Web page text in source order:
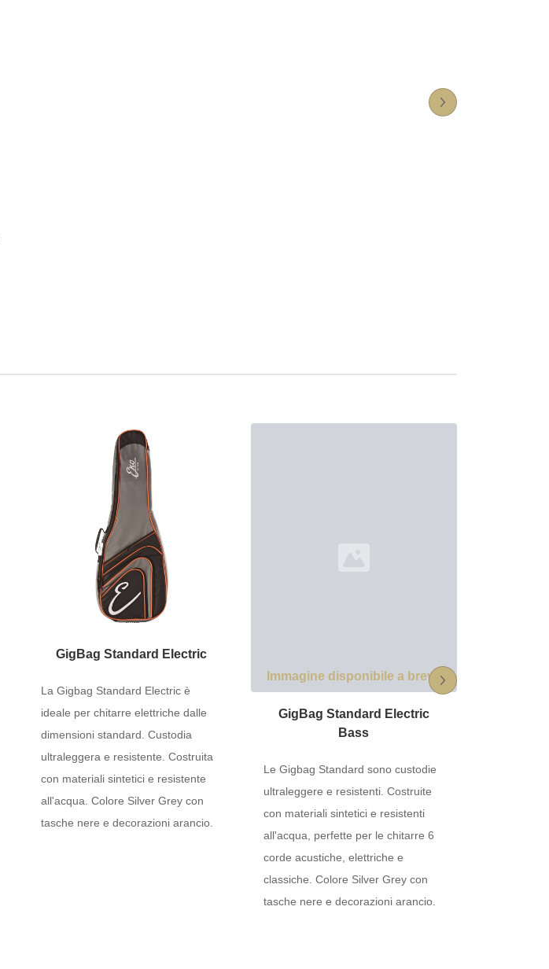
GigBag Standard Electric
La Gigbag Standard Electric è
ideale per chitarre elettriche dalle
dimensioni standard. Custodia
ultraleggera e resistente. Costruita
con materiali sintetici e resistente
all'acqua. Colore Silver Grey con
tasche nere e decorazioni arancio.
Immagine disponibile a breve
GigBag Standard Electric
Bass
Le Gigbag Standard sono custodie
ultraleggere e resistenti. Costruite
con materiali sintetici e resistenti
all'acqua, perfette per le chitarre 6
corde acustiche, elettriche e
classiche. Colore Silver Grey con
tasche nere e decorazioni arancio.